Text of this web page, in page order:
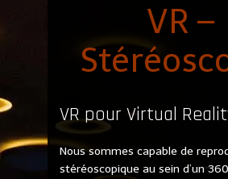
VR –
VR pour Virtual
Nous sommes capable de
stéréoscopique au sein d’un